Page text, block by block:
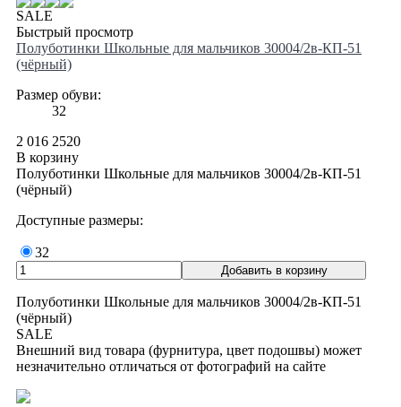
SALE
Быстрый просмотр
Полуботинки Школьные для мальчиков 30004/2в-КП-51
(чёрный)
Размер обуви:
32
2 016 2520
В корзину
Полуботинки Школьные для мальчиков 30004/2в-КП-51
(чёрный)
Доступные размеры:
32
Полуботинки Школьные для мальчиков 30004/2в-КП-51
(чёрный)
SALE
Внешний вид товара (фурнитура, цвет подошвы) может
незначительно отличаться от фотографий на сайте